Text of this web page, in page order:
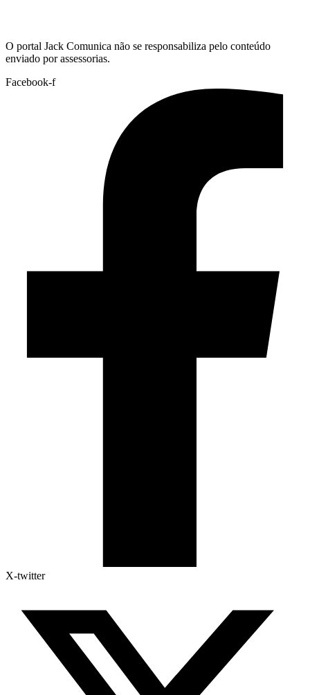
O portal Jack Comunica não se responsabiliza pelo conteúdo
enviado por assessorias.
Facebook-f
X-twitter